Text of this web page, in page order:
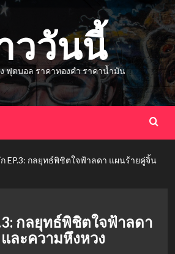
ววันนี้
ฟุตบอล ราคาทองคำ ราคาน้ำมัน
EP.3: กลยุทธ์พิชิตใจฟ้าลดา แผนร้ายคู่จิ้น
กลยุทธ์พิชิตใจฟ้าลดา
ละความหึงหวง